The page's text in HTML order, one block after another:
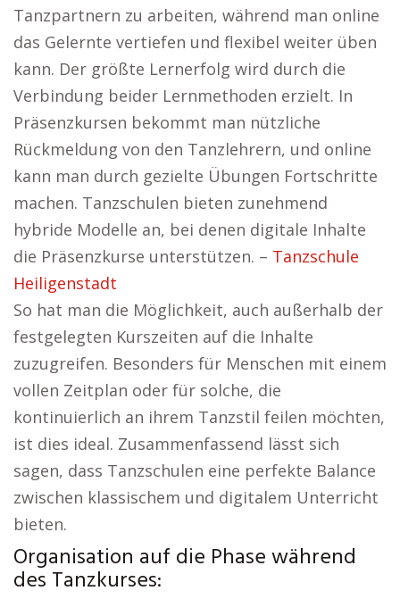
Tanzpartnern zu arbeiten, während man online
das Gelernte vertiefen und flexibel weiter üben
kann. Der größte Lernerfolg wird durch die
Verbindung beider Lernmethoden erzielt. In
Präsenzkursen bekommt man nützliche
Rückmeldung von den Tanzlehrern, und online
kann man durch gezielte Übungen Fortschritte
machen. Tanzschulen bieten zunehmend
hybride Modelle an, bei denen digitale Inhalte
die Präsenzkurse unterstützen. – Tanzschule
Heiligenstadt
So hat man die Möglichkeit, auch außerhalb der
festgelegten Kurszeiten auf die Inhalte
zuzugreifen. Besonders für Menschen mit einem
vollen Zeitplan oder für solche, die
kontinuierlich an ihrem Tanzstil feilen möchten,
ist dies ideal. Zusammenfassend lässt sich
sagen, dass Tanzschulen eine perfekte Balance
zwischen klassischem und digitalem Unterricht
bieten.
Organisation auf die Phase während
des Tanzkurses: